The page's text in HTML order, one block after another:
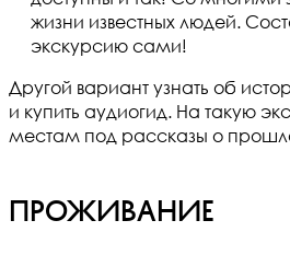
жизни известных людей.
экскурсию сами!
Другой вариант узнать об
и купить аудиогид. На такую
местам под рассказы о
Проживание